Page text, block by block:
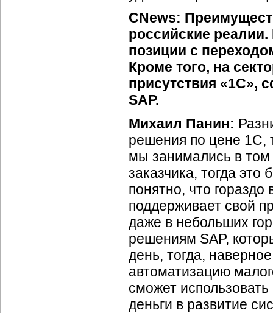
CNews:
российские
позиции с
Кроме того, на
присутствия «1С»,
SAP.
Михаил Панин:
решения по цене 1С,
мы занимались в том
заказчика, тогда
понятно, что
поддерживает свой
даже в небольших
решениям SAP,
день, тогда,
автоматизацию
сможет
деньги в развитие